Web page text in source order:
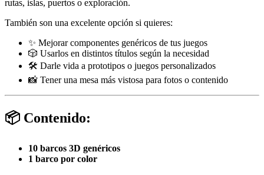
rutas, islas, puertos o exploración.
También son una excelente opción si quieres:
✨ Mejorar componentes genéricos de tus juegos
🎲 Usarlos en distintos títulos según la necesidad
🛠️ Darle vida a prototipos o juegos personalizados
📸 Tener una mesa más vistosa para fotos o contenido
📦 Contenido:
10 barcos 3D genéricos
1 barco por color